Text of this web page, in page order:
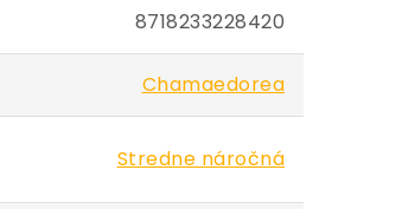
8718233228420
Chamaedorea
Stredne náročná